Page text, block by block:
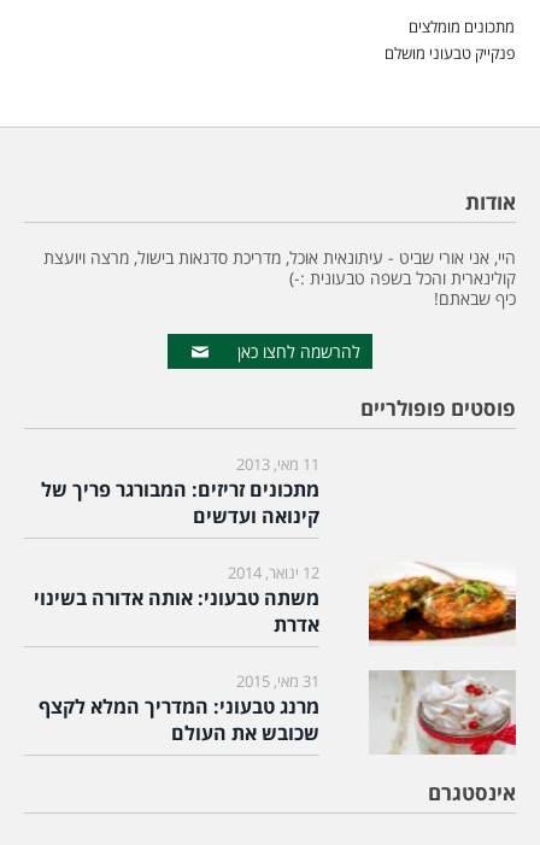
מתכונים מומלצים
פנקייק טבעוני מושלם
אודות
היי, אני אורי שביט - עיתונאית אוכל, מדריכת סדנאות בישול, מרצה ויועצת
קולינארית והכל בשפה טבעונית :-)
כיף שבאתם!
להרשמה לחצו כאן
פוסטים פופולריים
11 מאי, 2013
מתכונים זריזים: המבורגר פריך של
קינואה ועדשים
12 ינואר, 2014
משתה טבעוני: אותה אדורה בשינוי
אדרת
31 מאי, 2015
מרנג טבעוני: המדריך המלא לקצף
שכובש את העולם
אינסטגרם